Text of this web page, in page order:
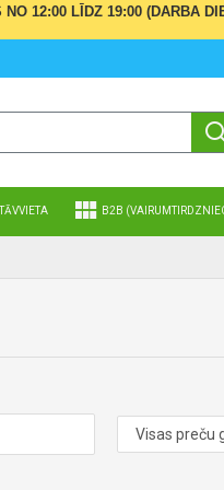
12:00 LĪDZ 19:00 (DARBA
B2B